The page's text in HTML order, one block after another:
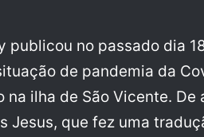
publicou no passado dia
de pandemia da
na ilha de São Vicente. De
Jesus, que fez uma